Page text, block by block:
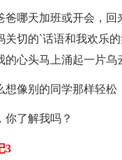
爸哪天加班或开会，
关切的`话语和我欢乐
的心头马上涌起一片乌
想像别的同学那样轻松
你了解我吗？
3